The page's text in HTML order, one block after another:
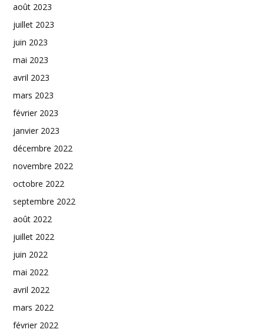
août 2023
juillet 2023
juin 2023
mai 2023
avril 2023
mars 2023
février 2023
janvier 2023
décembre 2022
novembre 2022
octobre 2022
septembre 2022
août 2022
juillet 2022
juin 2022
mai 2022
avril 2022
mars 2022
février 2022